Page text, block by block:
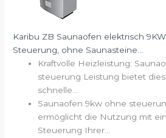
Karibu ZB Saunaofen elektrisch
Steuerung, ohne Saunasteine...
Kraftvolle Heizleistung:
steuerung Leistung bietet
schnelle...
Saunaofen 9kw ohne
ermöglicht die Nutzung mit
Steuerung Ihrer...